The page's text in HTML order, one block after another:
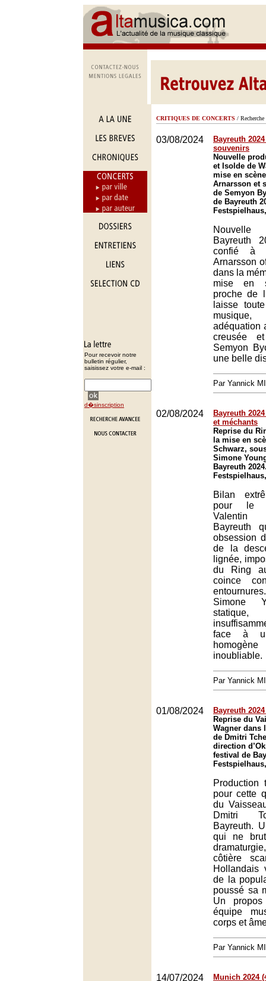
Pour recevoir notre
bulletin régulier,
saisissez votre e-mail :
d�sinscription
CRITIQUES DE CONCERTS / Recherche
03/08/2024
Bayreuth
souvenirs
Nouvelle
et Isolde de
mise en
Arnarsson et
de Semyon
de Bayreuth
Nouvelle
Bayreuth
confié à
Arnarsson
dans la
mise en
proche de
laisse
adéquation
creusée
Semyon
une belle
Par Yannick
02/08/2024
Bayreuth
et méchants
Reprise du
la mise en
Schwarz,
Simone
Bayreuth
Bilan
pour le
Bayreuth
obsession
de la
lignée,
du Ring
coince
Simone
face à
inoubliable.
Par Yannick
01/08/2024
Bayreuth
Reprise du
Wagner dans
de Dmitri
direction
festival de
Production
pour cette
du
Dmitri
Bayreuth.
qui ne
côtière
Hollandais
de la
poussé sa
Un
équipe
corps et
Par Yannick
14/07/2024
Munich 2024